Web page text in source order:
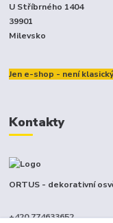
U Stříbrného 1404
39901
Milevsko
Jen e-shop - není
Kontakty
ORTUS - dekorativní
+420 774633652